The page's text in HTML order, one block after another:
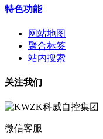
特色功能
网站地图
聚合标签
站内搜索
关注我们
微信客服